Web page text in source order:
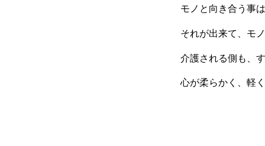
モノと向き合う事
それが出来て、モ
介護される側も、
心が柔らかく、軽